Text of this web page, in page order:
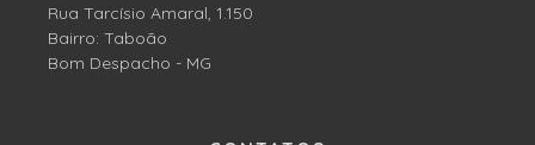
Rua Tarcísio Amaral, 1.150
Bairro: Taboão
Bom Despacho - MG